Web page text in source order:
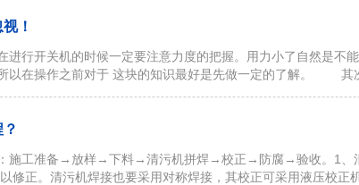
！
进行开关机的时候一定要注意力度的把握。用力小了自然是不
以在操作之前对于 这块的知识最好是先做一定的了解。 其
施工准备→放样→下料→清污机拼焊→校正→防腐→验收。1、
修正。清污机焊接也要采用对称焊接，其校正可采用液压校